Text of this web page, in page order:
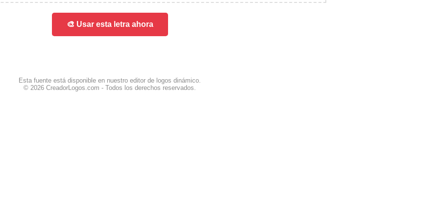
🎨 Usar esta letra ahora
Esta fuente está disponible en nuestro editor de logos dinámico.
© 2026 CreadorLogos.com - Todos los derechos reservados.